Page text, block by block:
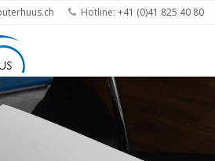
Hotline: +41 (0)41 825 40 80